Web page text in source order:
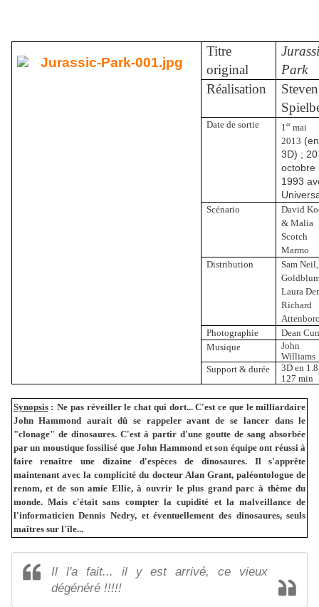
Titre
original
Park
Réalisation
Steven
Date de sortie 1er mai
2013 (en
3D) ; 20
octobre
1993
Scénario
David
& Malia
Scotch
Marmo
Distribution
Sam
Laura
Richard
Photographie
Dean
Musique
John
Williams
Support & durée
3D en
127 min
Synopsis: Ne pas réveiller le chat qui dort... C'est ce que le milliardaire
John Hammond aurait dû se rappeler avant de se lancer dans le
"clonage" de dinosaures. C'est à partir d'une goutte de sang absorbée
par un moustique fossilisé que John Hammond et son équipe ont réussi à
faire renaître une dizaine d'espèces de dinosaures. Il s'apprête
maintenant avec la complicité du docteur Alan Grant, paléontologue de
renom, et de son amie Ellie, à ouvrir le plus grand parc à thème du
monde. Mais c'était sans compter la cupidité et la malveillance de
l'informaticien Dennis Nedry, et éventuellement des dinosaures, seuls
maîtres sur l'île...
Il l'a fait... il y est arrivé, ce vieux
dégénéré !!!!!